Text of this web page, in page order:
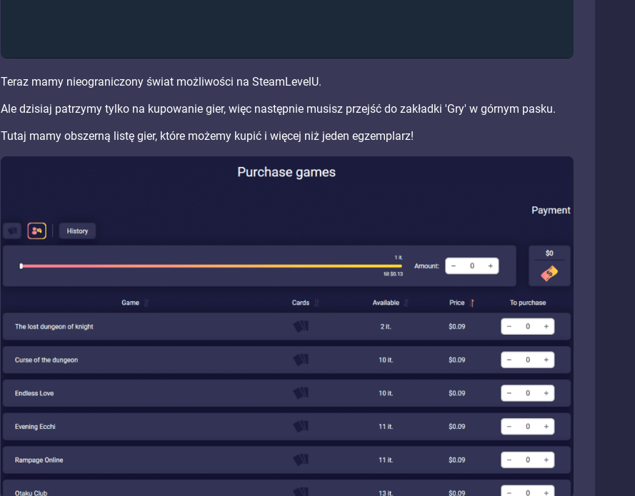
Teraz mamy nieograniczony świat możliwości na SteamLevelU.
Ale dzisiaj patrzymy tylko na kupowanie gier, więc następnie musisz przejść do zakładki 'Gry' w górnym pasku.
Tutaj mamy obszerną listę gier, które możemy kupić i więcej niż jeden egzemplarz!